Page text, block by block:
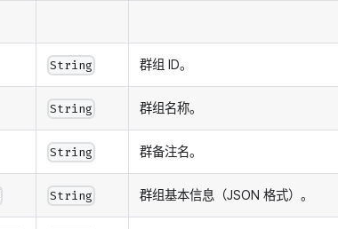
String 群组 ID。
String 群组名称。
String 群备注名。
String 群组基本信息（JSON 格式）。